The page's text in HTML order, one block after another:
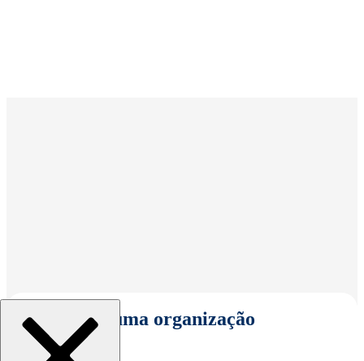
Selecionar uma organização